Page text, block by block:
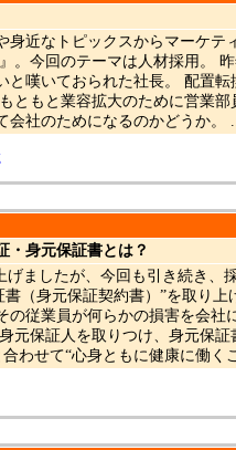
身近なトピックスからマーケテ
。今回のテーマは人材採用。
と嘆いておられた社長。 配置
ともと業容拡大のために営業
会社のためになるのかどうか。
・身元保証書とは？
げましたが、今回も引き続き、
書（身元保証契約書）”を取り
の従業員が何らかの損害を会社
元保証人を取りつけ、身元保
せて“心身ともに健康に働く